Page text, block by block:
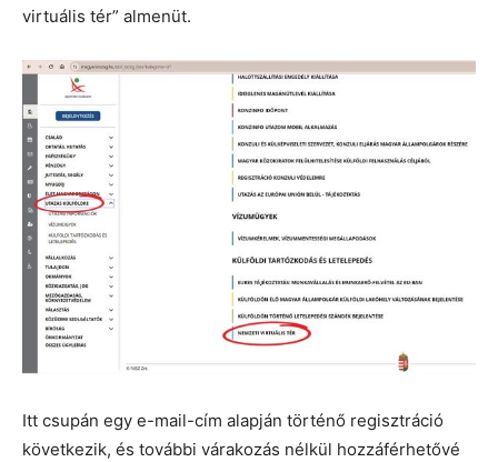
virtuális tér” almenüt.
Itt csupán egy e-mail-cím alapján történő regisztráció
következik, és további várakozás nélkül hozzáférhetővé